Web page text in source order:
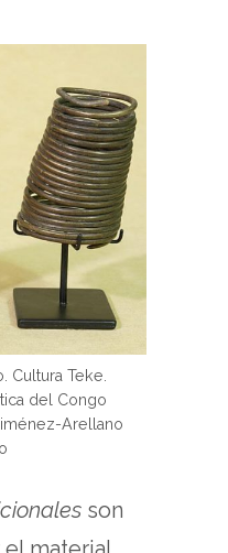
Cultura Teke.
del Congo
Arellano
son